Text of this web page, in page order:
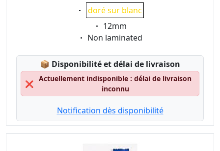
Eigenschaft:
doré sur blanc
Eigenschaft:
12mm
Eigenschaft:
Non laminated
📦 Lagerstatus:
Disponibilité et délai de livraison
❌
Actuellement indisponible : délai de livraison
inconnu
Notification dès disponibilité